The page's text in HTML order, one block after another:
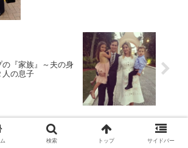
『家族』～夫の身
人の息子
ールやサイトの説明です！
検索 トップ サイドバー